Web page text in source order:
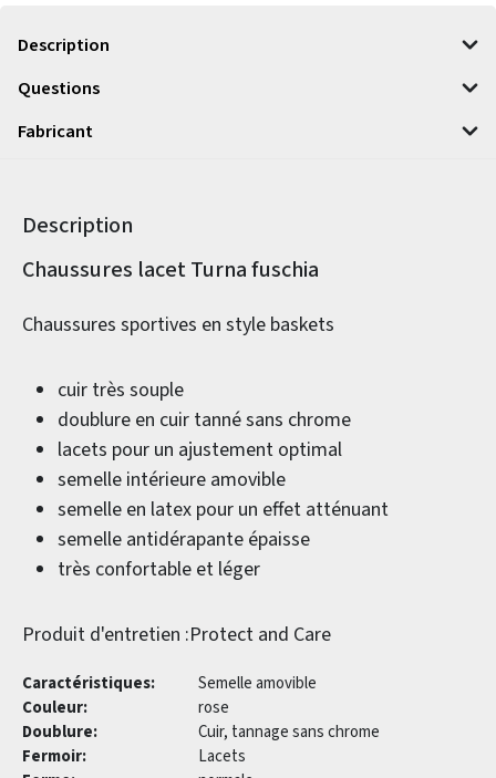
Description
Questions
Fabricant
Description
Informations sur le produit
Chaussures lacet Turna fuschia
Chaussures sportives en style baskets
cuir très souple
doublure en cuir tanné sans chrome
lacets pour un ajustement optimal
semelle intérieure amovible
semelle en latex pour un effet atténuant
semelle antidérapante épaisse
très confortable et léger
Produit d'entretien :Protect and Care
Caractéristiques:
Semelle amovible
Couleur:
rose
Doublure:
Cuir, tannage sans chrome
Fermoir:
Lacets